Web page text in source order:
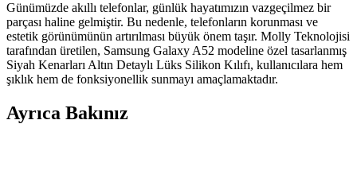
Günümüzde akıllı telefonlar, günlük hayatımızın vazgeçilmez bir
parçası haline gelmiştir. Bu nedenle, telefonların korunması ve
estetik görünümünün artırılması büyük önem taşır. Molly Teknolojisi
tarafından üretilen, Samsung Galaxy A52 modeline özel tasarlanmış
Siyah Kenarları Altın Detaylı Lüks Silikon Kılıfı, kullanıcılara hem
şıklık hem de fonksiyonellik sunmayı amaçlamaktadır.
Ayrıca Bakınız